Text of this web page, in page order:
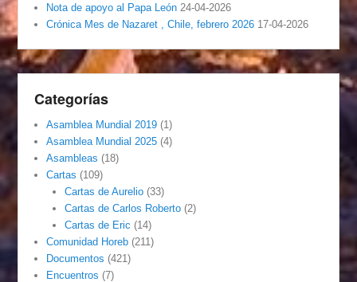
Nota de apoyo al Papa León 24-04-2026
Crónica Mes de Nazaret , Chile, febrero 2026 17-04-2026
Categorías
Asamblea Mundial 2019 (1)
Asamblea Mundial 2025 (4)
Asambleas (18)
Cartas (109)
Cartas de Aurelio(33)
Cartas de Carlos Roberto(2)
Cartas de Eric (14)
Comunidad Horeb (211)
Documentos (421)
Encuentros (7)